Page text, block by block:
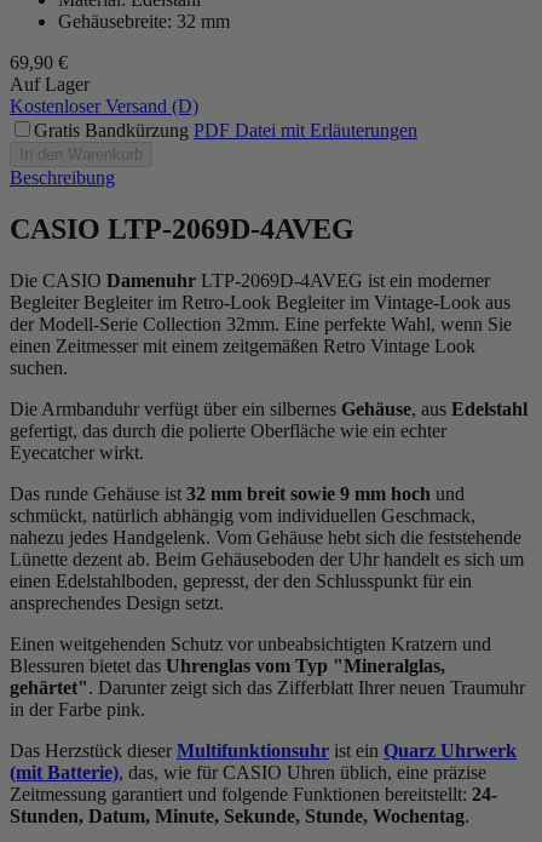
Gehäusebreite: 32 mm
69,90 €
Auf Lager
Kostenloser Versand (D)
Gratis Bandkürzung PDF Datei mit Erläuterungen
In den Warenkorb
Beschreibung
CASIO LTP-2069D-4AVEG
Die CASIO Damenuhr LTP-2069D-4AVEG ist ein moderner
Begleiter Begleiter im Retro-Look Begleiter im Vintage-Look aus
der Modell-Serie Collection 32mm. Eine perfekte Wahl, wenn Sie
einen Zeitmesser mit einem zeitgemäßen Retro Vintage Look
suchen.
Die Armbanduhr verfügt über ein silbernes Gehäuse, aus Edelstahl
gefertigt, das durch die polierte Oberfläche wie ein echter
Eyecatcher wirkt.
Das runde Gehäuse ist 32 mm breit sowie 9 mm hoch und
schmückt, natürlich abhängig vom individuellen Geschmack,
nahezu jedes Handgelenk. Vom Gehäuse hebt sich die feststehende
Lünette dezent ab. Beim Gehäuseboden der Uhr handelt es sich um
einen Edelstahlboden, gepresst, der den Schlusspunkt für ein
ansprechendes Design setzt.
Einen weitgehenden Schutz vor unbeabsichtigten Kratzern und
Blessuren bietet das Uhrenglas vom Typ "Mineralglas,
gehärtet". Darunter zeigt sich das Zifferblatt Ihrer neuen Traumuhr
in der Farbe pink.
Das Herzstück dieser Multifunktionsuhr ist ein Quarz Uhrwerk
(mit Batterie), das, wie für CASIO Uhren üblich, eine präzise
Zeitmessung garantiert und folgende Funktionen bereitstellt: 24-
Stunden, Datum, Minute, Sekunde, Stunde, Wochentag.